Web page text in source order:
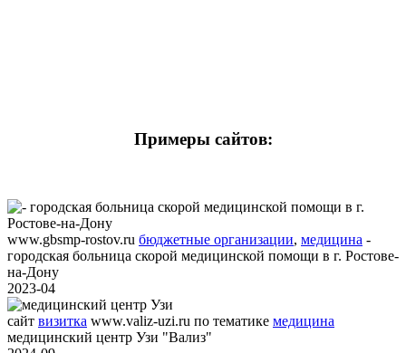
Примеры сайтов:
www.gbsmp-rostov.ru бюджетные организации, медицина -
городская больница скорой медицинской помощи в г. Ростове-
на-Дону
2023-04
сайт визитка www.valiz-uzi.ru по тематике медицина
медицинский центр Узи "Вализ"